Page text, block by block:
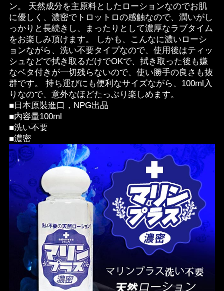
ン。 天然成分を主原料としたローションなのでお肌
に優しく、濃密でトロットロの感触なので、潤いがし
っかりと長続きし、まったりとして濃厚なラブタイム
をお楽しみ頂けます。 しかも、こんなに濃いローシ
ョンながら、洗い不要タイプなので、使用後はティッ
シュなどで拭き取るだけでOKで、拭き取った後も嫌
なベタ付きが一切残らないので、使い勝手の良さも抜
群です。 持ち運びにも便利なサイズながら、100ml入
りなので、意外なほどたっぷり楽しめます。
■日本原裝進口，NPG出品
■内容量100ml
■洗い不要
■濃密